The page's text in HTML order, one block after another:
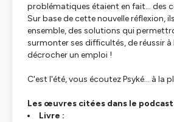
problématiques étaient en fait… des
Sur base de cette nouvelle réflexion,
ensemble, des solutions qui
surmonter ses difficultés, de réussir à
décrocher un emploi !
C'est l'été, vous écoutez Psyké... à la
Les œuvres citées dans le podcast
Livre :